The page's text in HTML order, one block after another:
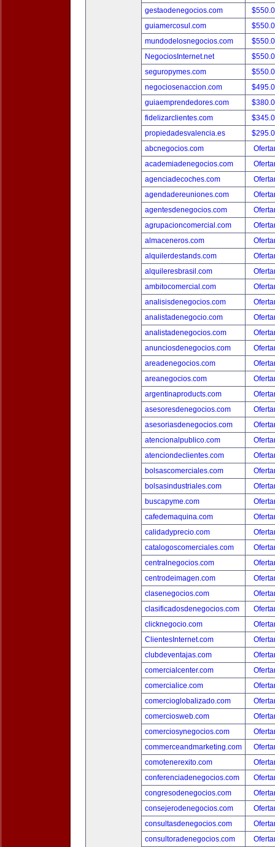
gestaodenegocios.com
guiamercosul.com
mundodelosnegocios.com
NegociosInternet.net
seguropymes.com
negociosenaccion.com
guiaemprendedores.com
fidelizarclientes.com
propiedadesvalencia.es
abcnegocios.com
academiadenegocios.com
agenciadecoches.com
agendadereuniones.com
agentesdenegocios.com
agrupacioncomercial.com
almaceneros.com
alquilerdestands.com
alquileresbrasil.com
ambitocomercial.com
analisisdenegocios.com
analistadenegocio.com
analistadenegocios.com
anunciosdenegocios.com
areadenegocios.com
areanegocios.com
argentinaproducts.com
asesoresdenegocios.com
asesoriasdenegocios.com
atencionalpublico.com
atenciondeclientes.com
bolsascomerciales.com
bolsasindustriales.com
buscapyme.com
cafedemaquina.com
calidadyprecio.com
catalogoscomerciales.com
centralnegocios.com
centrodeimagen.com
clasenegocios.com
clasificadosdenegocios.com
clicknegocio.com
ClientesInternet.com
clubdeventajas.com
comercialcenter.com
comercialice.com
comercioglobalizado.com
comerciosweb.com
comerciosynegocios.com
commerceandmarketing.com
comotenerexito.com
conferenciadenegocios.com
congresodenegocios.com
consejerodenegocios.com
consultasdenegocios.com
consultoradenegocios.com